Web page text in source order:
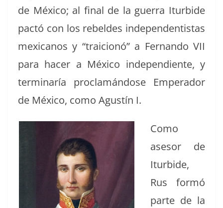
de Méx­i­co; al final de la guer­ra Itur­bide
pactó con los rebeldes inde­pen­den­tis­tas
mex­i­canos y “traicionó” a Fer­nan­do VII
para hac­er a Méx­i­co inde­pen­di­ente, y
ter­mi­naría proclamán­dose Emper­ador
de Méx­i­co, como Agustín I.
Como
asesor de
Itur­bide,
Rus for­mó
parte de la